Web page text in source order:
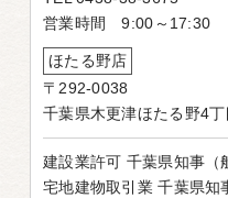
営業時間 9:00～17:30
ほたる野店
〒292-0038
千葉県木更津ほたる野4
建設業許可 千葉県知事（
宅地建物取引業 千葉県知